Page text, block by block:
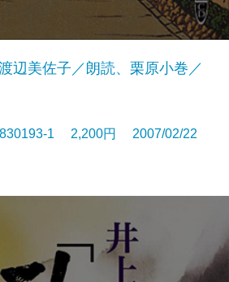
辺美佐子／朗読、栗原小巻／
1 2,200円 2007/02/22